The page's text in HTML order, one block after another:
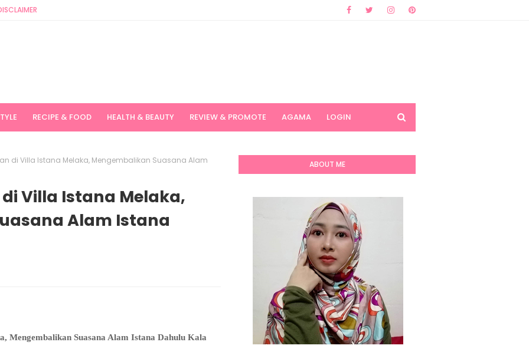
RECIPE & FOOD HEALTH & BEAUTY REVIEW & PROMOTE AGAMA LOGIN
di Villa Istana Melaka, Mengembalikan Suasana Alam
Villa Istana Melaka,
Alam Istana
Mengembalikan Suasana Alam Istana Dahulu Kala
ABOUT ME